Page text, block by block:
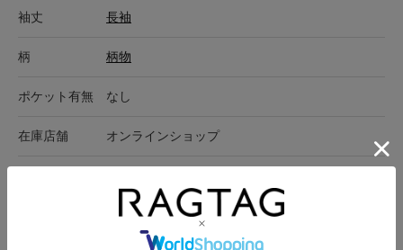
袖丈 長袖
柄 柄物
ポケット有無 なし
在庫店舗 オンラインショップ
身幅 肩幅